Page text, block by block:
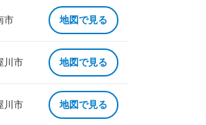
市 地図で見る
川市 地図で見る
川市 地図で見る